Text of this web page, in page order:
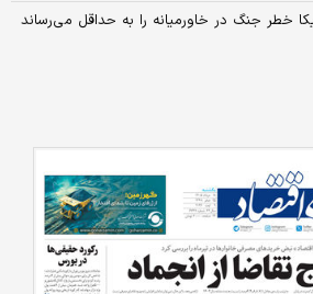
خطر جنگ در خاورمیانه را به حداقل می‌رساند